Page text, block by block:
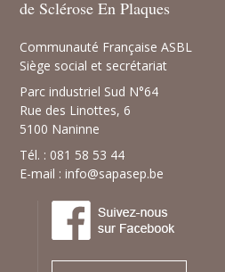
de Sclérose En Plaques
Communauté Française ASBL
Siège social et secrétariat
Parc industriel Sud N°64
Rue des Linottes, 6
5100 Naninne
Tél. : 081 58 53 44
E-mail :info@sapasep.be